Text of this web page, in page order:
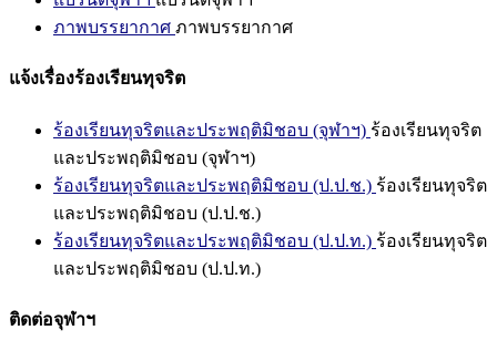
ภาพบรรยากาศ ภาพบรรยากาศ
แจ้งเรื่องร้องเรียนทุจริต
ร้องเรียนทุจริตและประพฤติมิชอบ (จุฬาฯ) ร้องเรียนทุจริต
และประพฤติมิชอบ (จุฬาฯ)
ร้องเรียนทุจริตและประพฤติมิชอบ (ป.ป.ช.) ร้องเรียนทุจริต
และประพฤติมิชอบ (ป.ป.ช.)
ร้องเรียนทุจริตและประพฤติมิชอบ (ป.ป.ท.) ร้องเรียนทุจริต
และประพฤติมิชอบ (ป.ป.ท.)
ติดต่อจุฬาฯ